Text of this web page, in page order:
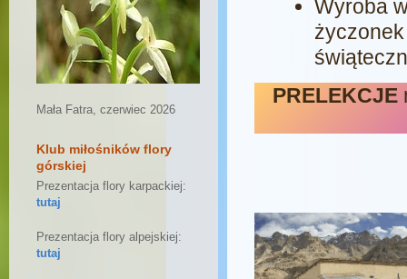
Wyroba
życzonek
PRELEKCJE
Mała Fatra, czerwiec 2026
Klub miłośników flory
górskiej
Prezentacja flory karpackiej:
tutaj
Prezentacja flory alpejskiej:
tutaj